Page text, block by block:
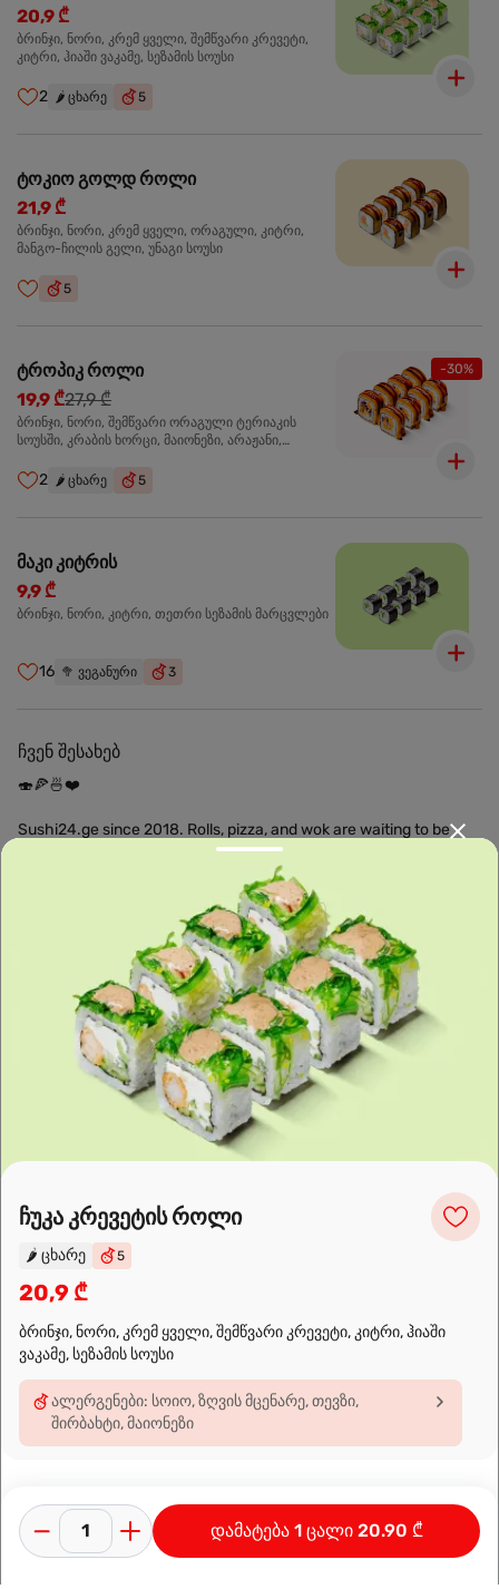
20,9 ₾
ბრინჯი, ნორი, კრემ ყველი, შემწვარი კრევეტი,
კიტრი, ჰიაში ვაკამე, სეზამის სოუსი
2 🌶️ ცხარე 5
ტოკიო გოლდ როლი
21,9 ₾
ბრინჯი, ნორი, კრემ ყველი, ორაგული, კიტრი,
მანგო-ჩილის გელი, უნაგი სოუსი
5
-30%
ტროპიკ როლი
19,9 ₾27,9 ₾
ბრინჯი, ნორი, შემწვარი ორაგული ტერიაკის
სოუსში, კრაბის ხორცი, მაიონეზი, არაჟანი,
სოუსი, მანგო-ჩილის გელი
2 🌶️ ცხარე 5
მაკი კიტრის
9,9 ₾
ბრინჯი, ნორი, კიტრი, თეთრი სეზამის მარცვლები
16 🥦 ვეგანური 3
ჩვენ შესახებ
🍣🍕🍜❤️
Sushi24.ge since 2018. Rolls, pizza, and wok are waiting to be
prepared for you. Choose the nearest location and explore the
Leaflet | OpenFreeMap©OpenMapTilesData fromOpenStreetMap
მარშრუტის დაგეგმვა
ჩუკა კრევეტის როლი
🌶️ ცხარე 5
20,9 ₾
ბრინჯი, ნორი, კრემ ყველი, შემწვარი კრევეტი, კიტრი, ჰიაში
ვაკამე, სეზამის სოუსი
ალერგენები: სოიო, ზღვის მცენარე, თევზი,
შირბახტი, მაიონეზი
დამატება 1 ცალი 20.90 ₾